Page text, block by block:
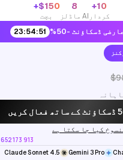
10+
کردار
8
AI ماڈلز
$150+
بچت
عارضی ڈسکاؤنٹ -50% 23:54:51
کریں
کیا جا سکتا ہے
652 173 913 الفاظ تک
Gemini 3 Pro
Claude Sonnet 4.5